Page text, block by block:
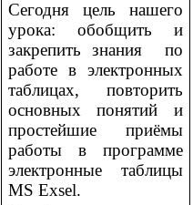
Сегодня цель нашего
урока: обобщить и
закрепить знания по
работе в электронных
таблицах, повторить
основных понятий и
простейшие приёмы
работы в программе
электронные таблицы
MS Exsel.